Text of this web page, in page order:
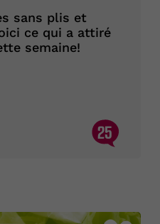
sans plis et
ce qui a attiré
semaine!
25